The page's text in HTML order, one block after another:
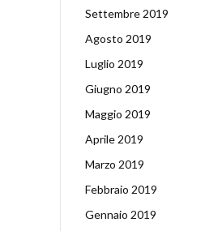
Settembre 2019
Agosto 2019
Luglio 2019
Giugno 2019
Maggio 2019
Aprile 2019
Marzo 2019
Febbraio 2019
Gennaio 2019